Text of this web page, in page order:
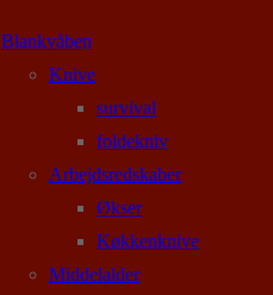
Blankvåben
Knive
survival
foldekniv
Arbejdsredskaber
Økser
Køkkenknive
Middelalder